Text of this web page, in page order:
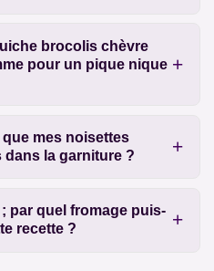
brocolis chèvre
pour un pique nique
mes noisettes
la garniture ?
par quel fromage puis-
recette ?